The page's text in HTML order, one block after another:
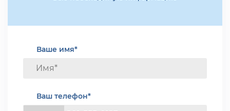
Ваше имя*
Ваш телефон*